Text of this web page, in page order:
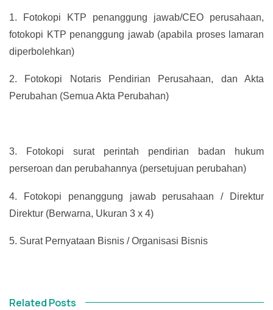
1.
Fotokopi KTP penanggung jawab/CEO perusahaan,
fotokopi KTP penanggung jawab (apabila proses lamaran
diperbolehkan)
2.
Fotokopi Notaris Pendirian Perusahaan, dan Akta
Perubahan (Semua Akta Perubahan)
3.
Fotokopi surat perintah pendirian badan hukum
perseroan dan perubahannya (persetujuan perubahan)
4.
Fotokopi penanggung jawab perusahaan / Direktur
Direktur (Berwarna, Ukuran 3 x 4)
5. Surat Pernyataan Bisnis / Organisasi Bisnis
Related Posts